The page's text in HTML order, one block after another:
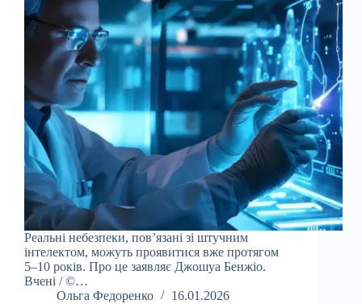
Реальні небезпеки, пов’язані зі штучним
інтелектом, можуть проявитися вже протягом
5–10 років. Про це заявляє Джошуа Бенжіо.
Вчені / ©…
Ольга Федоренко
16.01.2026